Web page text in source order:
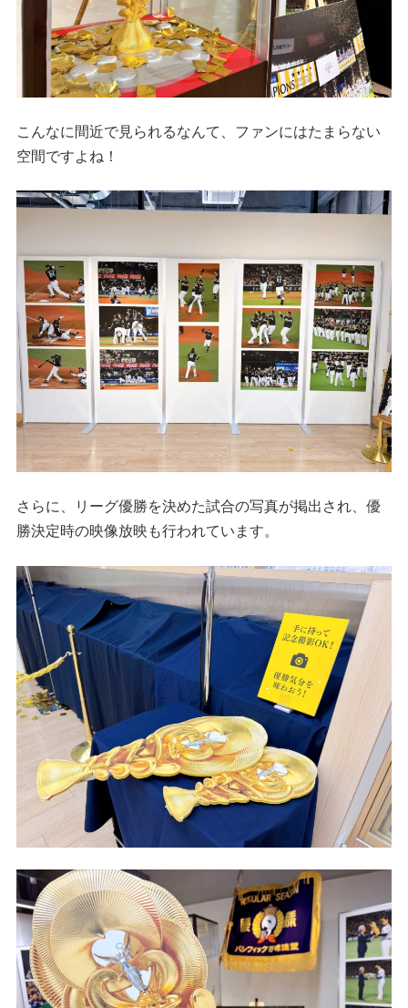
こんなに間近で見られるなんて、ファンにはたまらない
空間ですよね！
さらに、リーグ優勝を決めた試合の写真が掲出され、優
勝決定時の映像放映も行われています。